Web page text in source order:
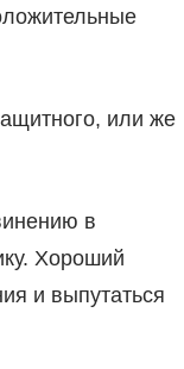
или же
в
Хороший
и выпутаться